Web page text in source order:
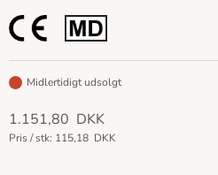
Midlertidigt udsolgt
1.151,80 DKK
Pris / stk: 115,18 DKK